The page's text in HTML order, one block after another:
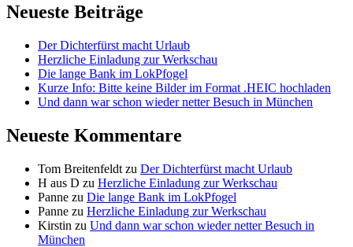
Neueste Beiträge
Der Dichterfürst macht Urlaub
Herzliche Einladung zur Werkschau
Die lange Bank im LokPfogel
Kurze Info: Bitte keine Bilder im Format .HEIC hochladen
Und dann war schon wieder netter Besuch in München
Neueste Kommentare
Tom Breitenfeldt zu Der Dichterfürst macht Urlaub
H aus D zu Herzliche Einladung zur Werkschau
Panne zu Die lange Bank im LokPfogel
Panne zu Herzliche Einladung zur Werkschau
Kirstin zu Und dann war schon wieder netter Besuch in
München